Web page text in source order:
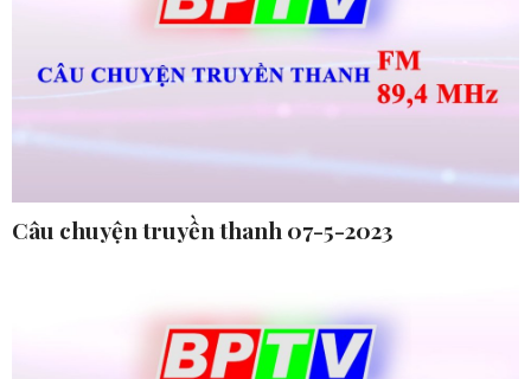
Câu chuyện truyền thanh 07-5-2023